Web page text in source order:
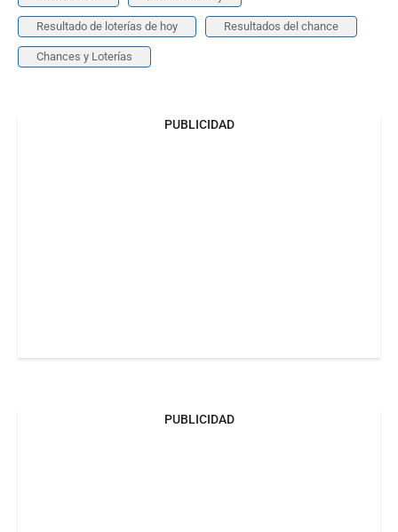
Resultado de loterías de hoy Resultados del chance
Chances y Loterías
PUBLICIDAD
PUBLICIDAD